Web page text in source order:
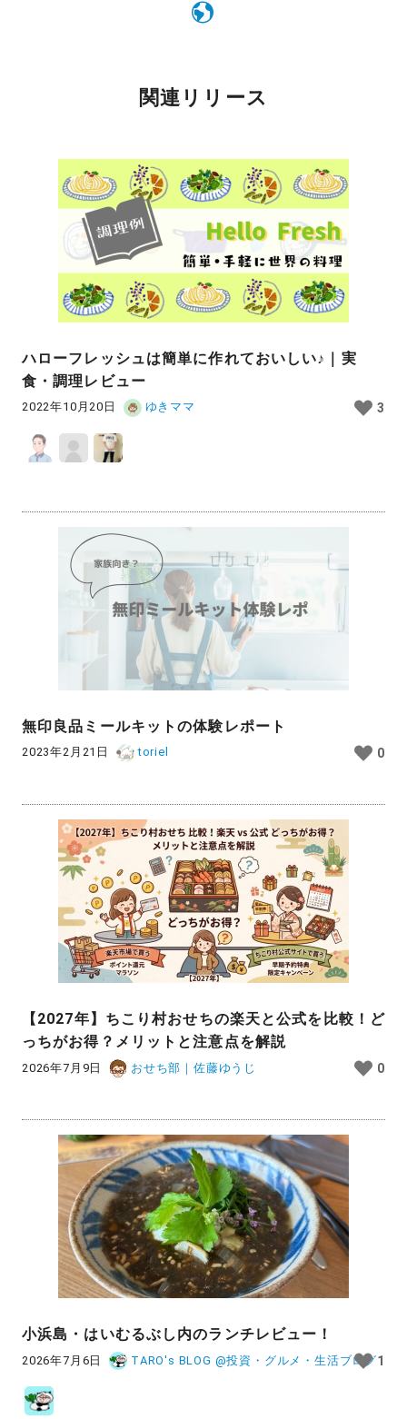
関連リリース
ハローフレッシュは簡単に作れておいしい♪｜実
食・調理レビュー
2022年10月20日 ゆきママ 3
無印良品ミールキットの体験レポート
2023年2月21日 toriel 0
【2027年】ちこり村おせちの楽天と公式を比較！ど
っちがお得？メリットと注意点を解説
2026年7月9日 おせち部｜佐藤ゆうじ 0
小浜島・はいむるぶし内のランチレビュー！
2026年7月6日 TARO's BLOG @投資・グルメ・生活ブログ1